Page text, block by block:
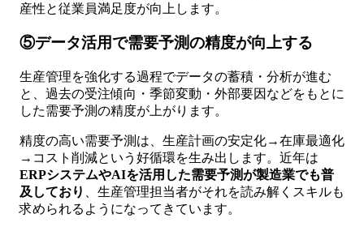
産性と従業員満足度が向上します。
⑤データ活用で需要予測の精度が向上する
生産管理を強化する過程でデータの蓄積・分析が進む
と、過去の受注傾向・季節変動・外部要因などをもとに
した需要予測の精度が上がります。
精度の高い需要予測は、生産計画の安定化→在庫最適化
→コスト削減という好循環を生み出します。近年は
ERPシステムやAIを活用した需要予測が製造業でも普
及しており
、生産管理担当者がそれを読み解くスキルも
求められるようになってきています。